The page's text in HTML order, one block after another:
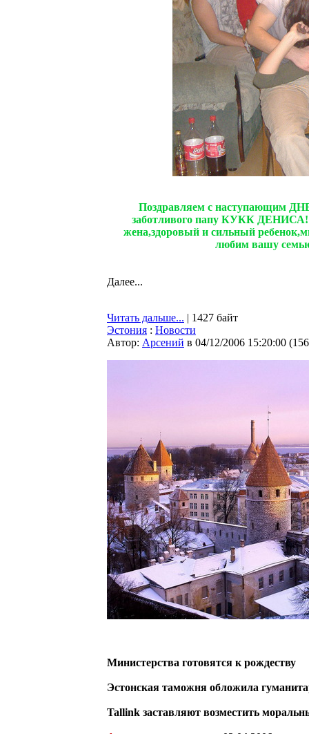
Поздравляем с наступающим
заботливого папу КУКК
жена,здоровый и сильный
любим вашу
Далее...
Читать дальше... | 1427 байт
Эстония : Новости
Автор: Арсений в 04/12/2006 15:20:00 (
Министерства готовятся к рождеству
Эстонская таможня обложила
Tallink заставляют возместить